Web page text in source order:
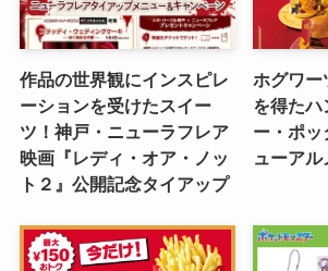
作品の世界観にインスピレ
ーションを受けたスイー
ツ！神戸・ニューラフレア
映画『レディ・オア・ノッ
ト２』公開記念タイアップ
ホグワー
を得たハ
ー・ポッ
ューアル